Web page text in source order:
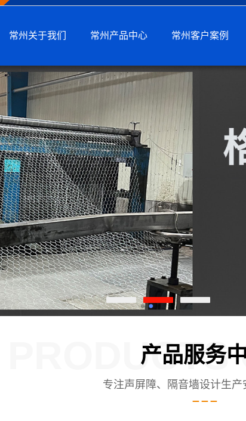
常州关于我们 常州产品中心 常州客户案例
产品服务
PRODUCTS
专注声屏障、隔音墙设计生